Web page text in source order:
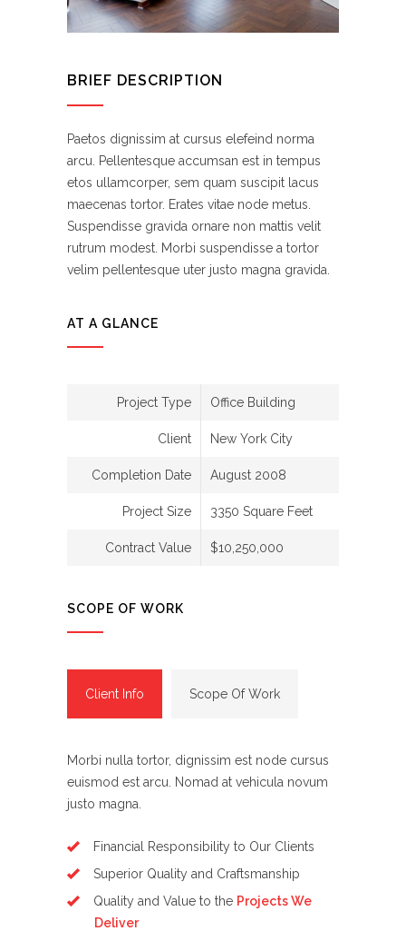
BRIEF DESCRIPTION
Paetos dignissim at cursus elefeind norma
arcu. Pellentesque accumsan est in tempus
etos ullamcorper, sem quam suscipit lacus
maecenas tortor. Erates vitae node metus.
Suspendisse gravida ornare non mattis velit
rutrum modest. Morbi suspendisse a tortor
velim pellentesque uter justo magna gravida.
AT A GLANCE
Project Type Office Building
Client New York City
Completion Date August 2008
Project Size 3350 Square Feet
Contract Value $10,250,000
SCOPE OF WORK
Client Info Scope Of Work
Morbi nulla tortor, dignissim est node cursus
euismod est arcu. Nomad at vehicula novum
justo magna.
Financial Responsibility to Our Clients
Superior Quality and Craftsmanship
Quality and Value to the Projects We
Deliver